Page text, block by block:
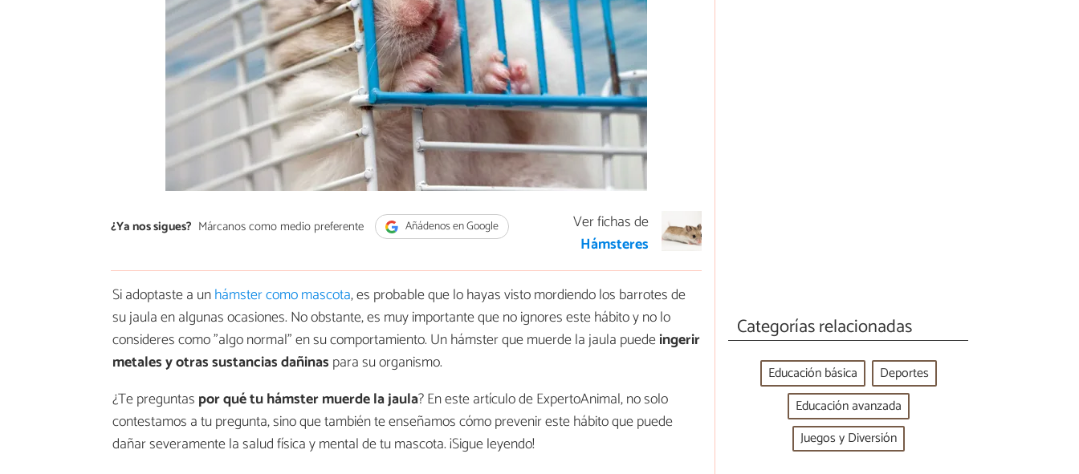
¿Ya nos sigues? Márcanos como medio preferente Añádenos en Google
Ver fichas de
Hámsteres
Si adoptaste a unhámster como mascota, es probable que lo hayas visto mordiendo los barrotes de
su jaula en algunas ocasiones. No obstante, es muy importante que no ignores este hábito y no lo
consideres como "algo normal" en su comportamiento. Un hámster que muerde la jaula puedeingerir
metales y otras sustancias dañinas para su organismo.
¿Te preguntas por qué tu hámster muerde la jaula? En este artículo de ExpertoAnimal, no solo
contestamos a tu pregunta, sino que también te enseñamos cómo prevenir este hábito que puede
dañar severamente la salud física y mental de tu mascota. ¡Sigue leyendo!
Categorías relacionadas
Educación básica
Deportes
Educación avanzada
Juegos y Diversión